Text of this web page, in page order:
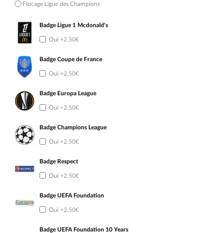
Flocage Ligue des Champions
Badge Ligue 1 Mcdonald's
Oui +2.50€
Badge Coupe de France
Oui +2.50€
Badge Europa League
Oui +2.50€
Badge Champions League
Oui +2.50€
Badge Respect
Oui +2.50€
Badge UEFA Foundation
Oui +2.50€
Badge UEFA Foundation 10 Years